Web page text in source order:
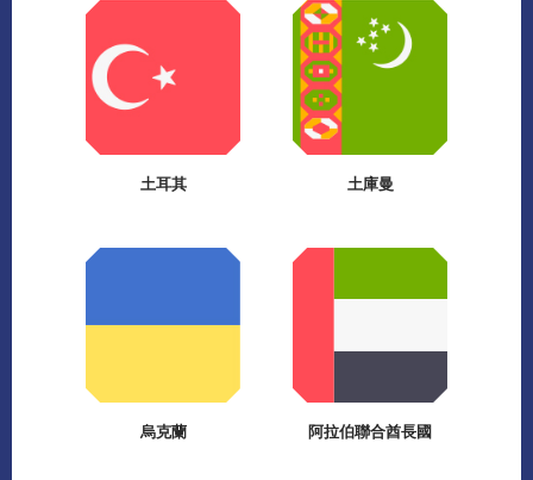
土耳其 土庫曼
烏克蘭 阿拉伯聯合酋長國